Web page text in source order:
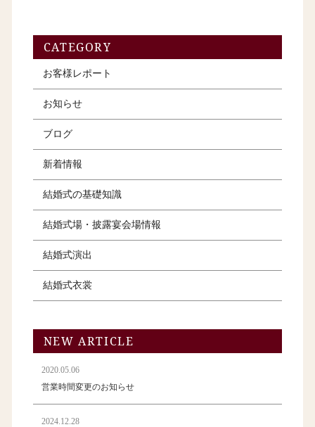
CATEGORY
お客様レポート
お知らせ
ブログ
新着情報
結婚式の基礎知識
結婚式場・披露宴会場情報
結婚式演出
結婚式衣裳
NEW ARTICLE
2020.05.06
営業時間変更のお知らせ
2024.12.28